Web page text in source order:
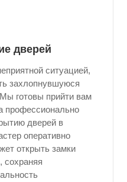
дверей
ситуацией,
захлопнувшуюся
готовы прийти вам
дверей в
оперативно
открыть замки
сохраняя